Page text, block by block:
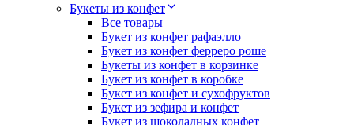
Букеты из конфет
Все товары
Букет из конфет рафаэлло
Букет из конфет ферреро роше
Букеты из конфет в корзинке
Букет из конфет в коробке
Букет из конфет и сухофруктов
Букет из зефира и конфет
Букет из шоколадных конфет